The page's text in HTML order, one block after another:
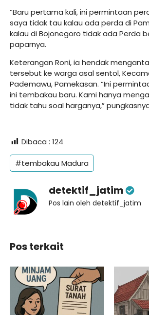
“Baru pertama kali, ini permintaan
saya tidak tau kalau ada perda di
kalau di Bojonegoro tidak ada Perda
paparnya.
Keterangan Roni, ia hendak
tersebut ke warga asal sentol,
Pademawu, Pamekasan. “Ini
ini tembakau baru. Kami hanya
tidak tahu soal harganya,”
Dibaca : 124
#tembakau Madura
detektif_jatim
Pos lain oleh detektif_jatim
Pos terkait